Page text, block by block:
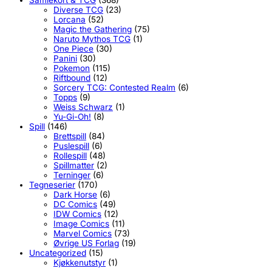
Diverse TCG (23)
Lorcana (52)
Magic the Gathering (75)
Naruto Mythos TCG (1)
One Piece (30)
Panini (30)
Pokemon (115)
Riftbound (12)
Sorcery TCG: Contested Realm (6)
Topps (9)
Weiss Schwarz (1)
Yu-Gi-Oh! (8)
Spill (146)
Brettspill (84)
Puslespill (6)
Rollespill (48)
Spillmatter (2)
Terninger (6)
Tegneserier (170)
Dark Horse (6)
DC Comics (49)
IDW Comics (12)
Image Comics (11)
Marvel Comics (73)
Øvrige US Forlag (19)
Uncategorized (15)
Kjøkkenutstyr (1)